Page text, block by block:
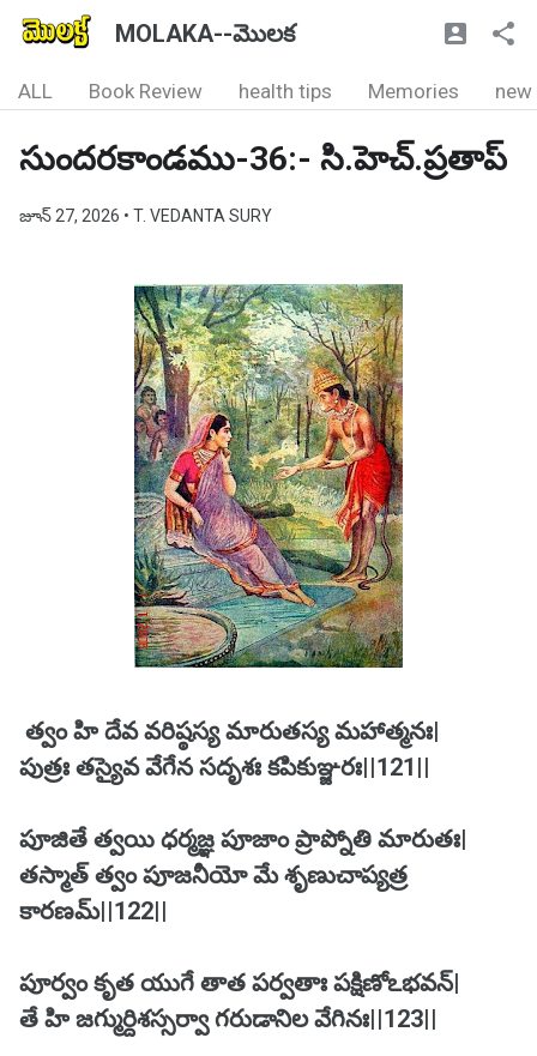
MOLAKA--మొలక
ALL Book Review health tips Memories new
సుందరకాండము-36:- సి.హెచ్.ప్రతాప్
జూన్ 27, 2026 • T. VEDANTA SURY
త్వం హి దేవ వరిష్ఠస్య మారుతస్య మహాత్మనః|
పుత్రః తస్యైవ వేగేన సదృశః కపికుఞ్జరః||121||
పూజితే త్వయి ధర్మజ్ఞ పూజాం ప్రాప్నోతి మారుతః|
తస్మాత్ త్వం పూజనీయో మే శృణుచాప్యత్ర
కారణమ్||122||
పూర్వం కృత యుగే తాత పర్వతాః పక్షిణోఽభవన్|
తే హి జగ్ముర్దిశస్సర్వా గరుడానిల వేగినః||123||